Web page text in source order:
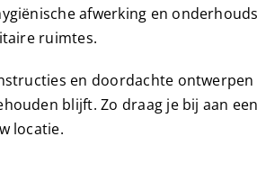
afwerking en
ruimtes.
en doordachte
blijft. Zo draag je bij aan
locatie.